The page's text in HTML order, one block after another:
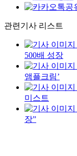
관련기사 리스트
500배 성장
앰플크림’
미스트
장”